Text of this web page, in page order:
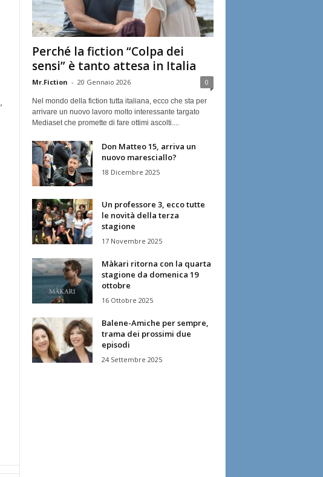
Perché la fiction “Colpa dei
sensi” è tanto attesa in Italia
Mr.Fiction - 20 Gennaio 2026 0
Nel mondo della fiction tutta italiana, ecco che sta per
arrivare un nuovo lavoro molto interessante targato
Mediaset che promette di fare ottimi ascolti....
Don Matteo 15, arriva un
nuovo maresciallo?
18 Dicembre 2025
Un professore 3, ecco tutte
le novità della terza
stagione
17 Novembre 2025
Màkari ritorna con la quarta
stagione da domenica 19
ottobre
16 Ottobre 2025
Balene-Amiche per sempre,
trama dei prossimi due
episodi
24 Settembre 2025